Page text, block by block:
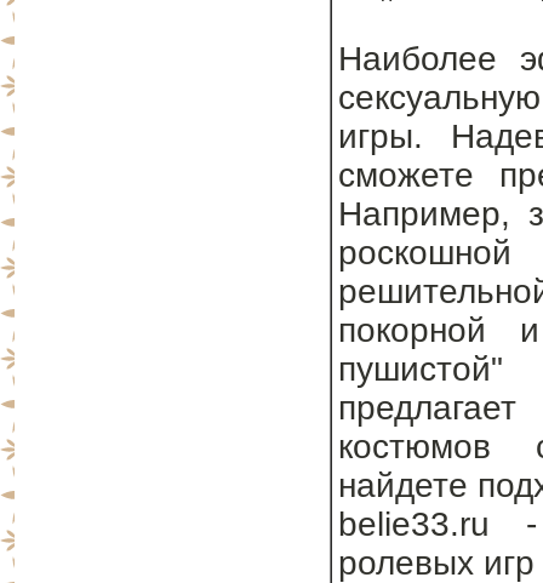
Наиболее
игры.
сможете
Например,
покорной
костюмов
найдете
belie33.ru
ролевых игр